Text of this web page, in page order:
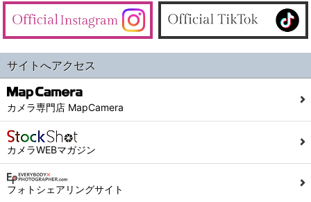
サイトへアクセス
カメラ専門店 MapCamera
カメラWEBマガジン
フォトシェアリングサイト